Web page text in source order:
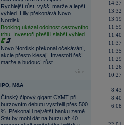
Rychlejší růst, vyšší marže a lepší
výhled. Lilly překonává Novo
Nordisk
Booking ukázal odolnost cestovního
trhu. Investoři přešli i slabší výhled
Novo Nordisk překonal očekávání,
akcie přesto klesají. Investoři řeší
marže a budoucí růst
více...
IPO, M&A
Čínský čipový gigant CXMT při
burzovním debutu vystřelil přes 500
%. Překonal i největší banku země
Stát by mohl dát na burzu až 40
14:37
13:32
13:19
11:59
11:40
11:37
11:35
11:29
11:26
10:27
8:43
8:40
6:08